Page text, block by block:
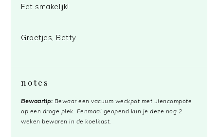
Eet smakelijk!
Groetjes, Betty
notes
Bewaartip: Bewaar een vacuum weckpot met uiencompote
op een droge plek. Eenmaal geopend kun je deze nog 2
weken bewaren in de koelkast.